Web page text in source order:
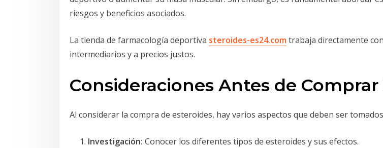
riesgos y beneficios asociados.
La tienda de farmacología deportiva steroides-es24.comtrabaja directamente
intermediarios y a precios justos.
Consideraciones Antes de
Al considerar la compra de esteroides, hay varios aspectos que deben ser
Investigación: Conocer los diferentes tipos de esteroides y sus efectos.